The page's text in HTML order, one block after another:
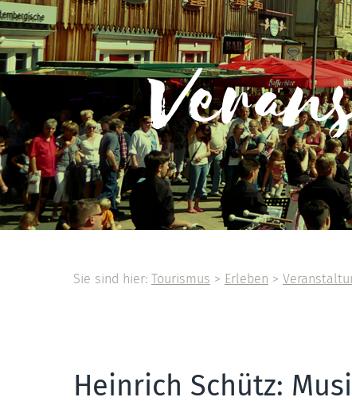
Sie sind hier: Tourismus > Erleben >
Heinrich Schütz: